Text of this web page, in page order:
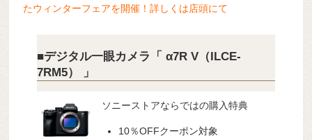
たウィンターフェアを開催！詳しくは店頭にて
■デジタル一眼カメラ「 α7R V（ILCE-
7RM5） 」
ソニーストアならではの購入特典
10％OFFクーポン対象